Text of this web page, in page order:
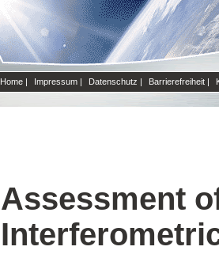
Home | Impressum | Datenschutz | Barrierefreiheit |
Assessment